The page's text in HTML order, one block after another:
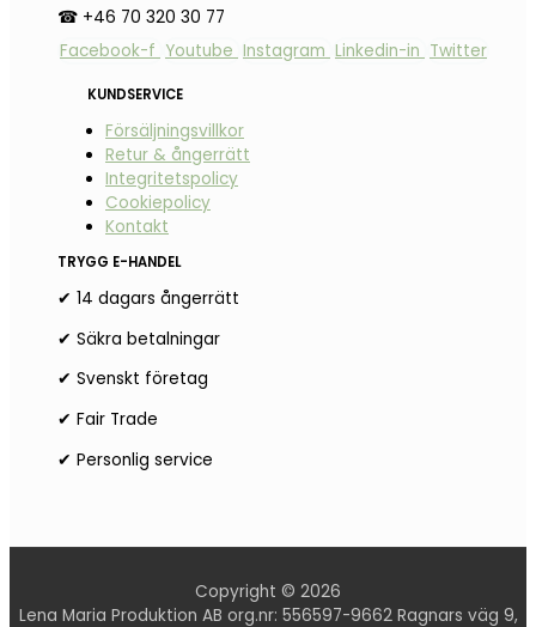
☎ +46 70 320 30 77
Facebook-f Youtube Instagram Linkedin-in Twitter
KUNDSERVICE
Försäljningsvillkor
Retur & ångerrätt
Integritetspolicy
Cookiepolicy
Kontakt
TRYGG E-HANDEL
✔ 14 dagars ångerrätt
✔ Säkra betalningar
✔ Svenskt företag
✔ Fair Trade
✔ Personlig service
Copyright © 2026
Lena Maria Produktion AB org.nr: 556597-9662 Ragnars väg 9,